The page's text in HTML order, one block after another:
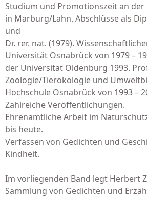
Studium und Promotionszeit an
in Marburg/Lahn. Abschlüsse als
und
Dr. rer. nat. (1979).
Universität Osnabrück von 1979 –
der Universität Oldenburg 1993.
Zoologie/Tierökologie und
Hochschule Osnabrück von 1993 –
Zahlreiche Veröffentlichungen.
Ehrenamtliche Arbeit im
bis heute.
Verfassen von Gedichten und
Kindheit.
Im vorliegenden Band legt Herbert
Sammlung von Gedichten und